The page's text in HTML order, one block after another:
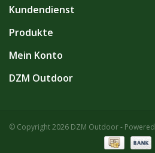
Kundendienst
Produkte
Mein Konto
DZM Outdoor
© Copyright 2026 DZM Outdoor -